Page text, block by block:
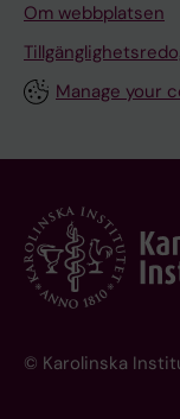
Om webbplatsen
Manage your
© Karolinska